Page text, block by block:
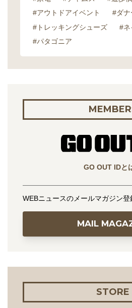
#アウトドアイベント
#ダナ
#トレッキングシューズ
#ネ
#パタゴニア
GO OUT IDと
WEBニュースのメールマガジン登
MAIL
STORE